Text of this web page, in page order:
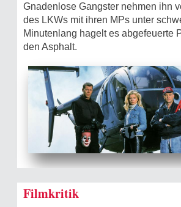
Gnadenlose Gangster nehmen ihn
des LKWs mit ihren MPs unter
Minutenlang hagelt es abgefeuerte
den Asphalt.
Filmkritik